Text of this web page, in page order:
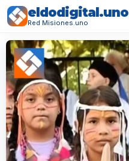
eldodigital.uno
Red Misiones.uno